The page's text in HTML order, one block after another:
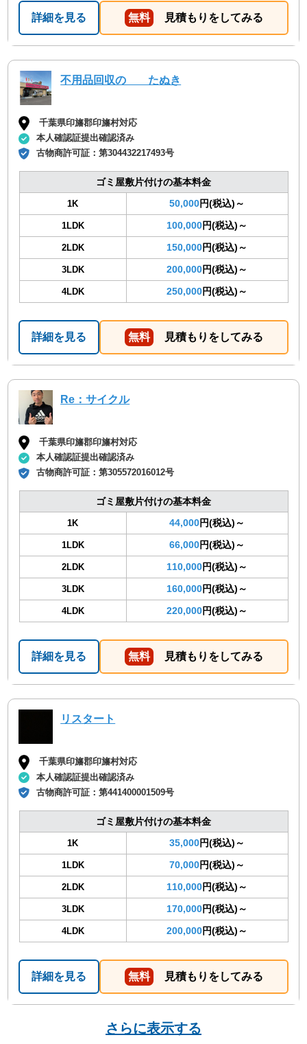
詳細を見る 無料 見積もりをしてみる
不用品回収の たぬき
千葉県印旛郡印旛村対応
本人確認証提出確認済み
古物商許可証：第304432217493号
ゴミ屋敷片付けの基本料金
1K 50,000円(税込)～
1LDK 100,000円(税込)～
2LDK 150,000円(税込)～
3LDK 200,000円(税込)～
4LDK 250,000円(税込)～
詳細を見る 無料 見積もりをしてみる
Re：サイクル
千葉県印旛郡印旛村対応
本人確認証提出確認済み
古物商許可証：第305572016012号
ゴミ屋敷片付けの基本料金
1K 44,000円(税込)～
1LDK 66,000円(税込)～
2LDK 110,000円(税込)～
3LDK 160,000円(税込)～
4LDK 220,000円(税込)～
詳細を見る 無料 見積もりをしてみる
リスタート
千葉県印旛郡印旛村対応
本人確認証提出確認済み
古物商許可証：第441400001509号
ゴミ屋敷片付けの基本料金
1K 35,000円(税込)～
1LDK 70,000円(税込)～
2LDK 110,000円(税込)～
3LDK 170,000円(税込)～
4LDK 200,000円(税込)～
詳細を見る 無料 見積もりをしてみる
さらに表示する